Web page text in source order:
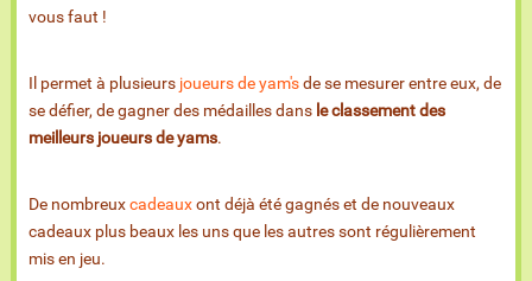
vous faut !
Il permet à plusieurs joueurs de yam'sde se mesurer entre eux, de
se défier, de gagner des médailles dans le classement des
meilleurs joueurs de yams.
De nombreuxcadeauxont déjà été gagnés et de nouveaux
cadeaux plus beaux les uns que les autres sont régulièrement
mis en jeu.